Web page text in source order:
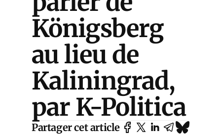
Königsberg
au lieu de
Kaliningrad,
par K-Politica
Partager cet article